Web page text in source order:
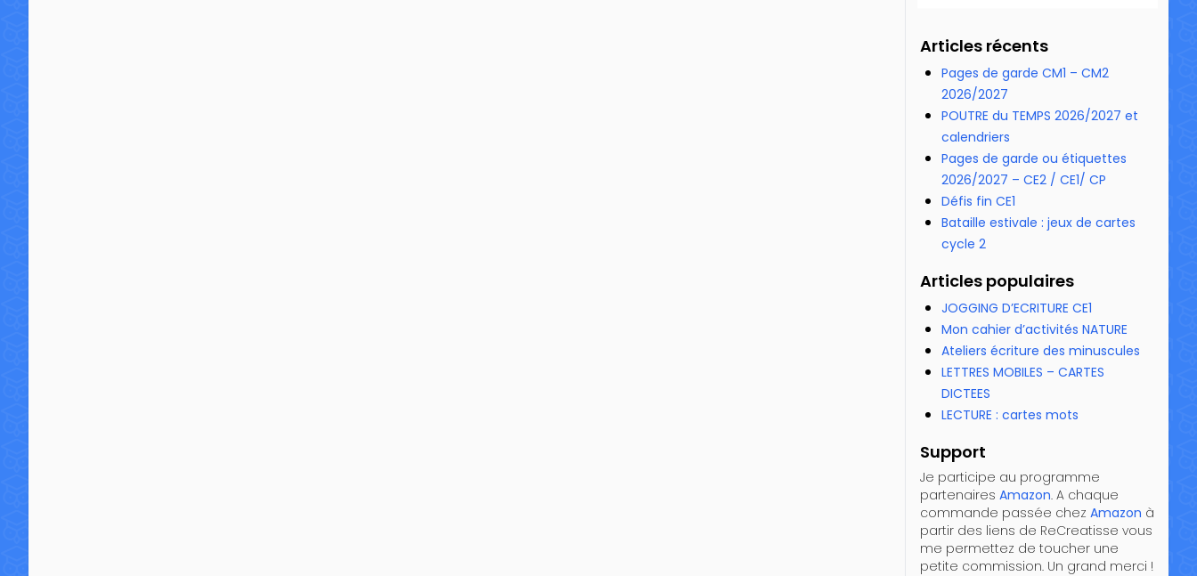
Articles récents
Pages de garde CM1 – CM2
2026/2027
POUTRE du TEMPS 2026/2027 et
calendriers
Pages de garde ou étiquettes
2026/2027 – CE2 / CE1/ CP
Défis fin CE1
Bataille estivale : jeux de cartes
cycle 2
Articles populaires
JOGGING D’ECRITURE CE1
Mon cahier d’activités NATURE
Ateliers écriture des minuscules
LETTRES MOBILES – CARTES
DICTEES
LECTURE : cartes mots
Support
Je participe au programme
partenaires Amazon. A chaque
commande passée chez Amazon à
partir des liens de ReCreatisse vous
me permettez de toucher une
petite commission. Un grand merci !